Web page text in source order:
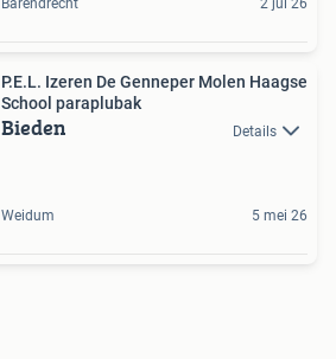
Barendrecht 2 jul 26
P.E.L. Izeren De Genneper Molen Haagse
School paraplubak
Bieden Details
Weidum 5 mei 26